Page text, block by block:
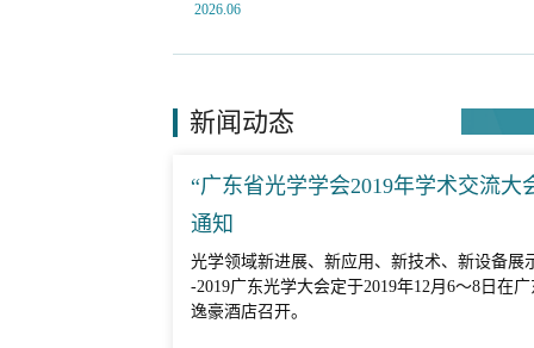
2026.06
新闻动态
“广东省光学学会2019年学术交流大
通知
光学领域新进展、新应用、新技术、新设备展
-2019广东光学大会定于2019年12月6～8日在
逸豪酒店召开。